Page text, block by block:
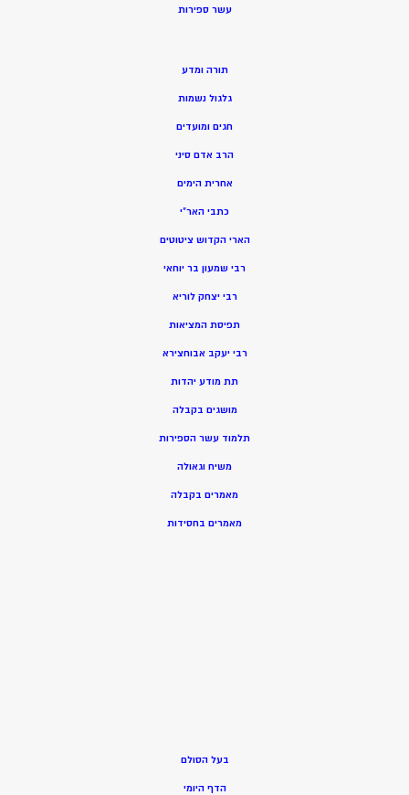
עשר ספירות
תורה ומדע
גלגול נשמות
חגים ומועדים
הרב אדם סיני
אחרית הימים
כתבי האר”י
הארי הקדוש ציטוטים
רבי שמעון בר יוחאי
רבי יצחק לוריא
תפיסת המציאות
רבי יעקב אבוחצירא
תת מודע יהדות
מושגים בקבלה
תלמוד עשר הספירות
משיח וגאולה
מאמרים בקבלה
מאמרים בחסידות
בעל הסולם
הדף היומי